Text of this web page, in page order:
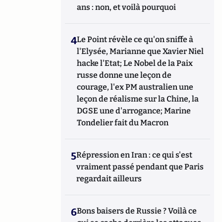
ans : non, et voilà pourquoi
4Le Point révèle ce qu'on sniffe à
l'Elysée, Marianne que Xavier Niel
hacke l'Etat; Le Nobel de la Paix
russe donne une leçon de
courage, l'ex PM australien une
leçon de réalisme sur la Chine, la
DGSE une d'arrogance; Marine
Tondelier fait du Macron
5Répression en Iran : ce qui s'est
vraiment passé pendant que Paris
regardait ailleurs
6Bons baisers de Russie ? Voilà ce